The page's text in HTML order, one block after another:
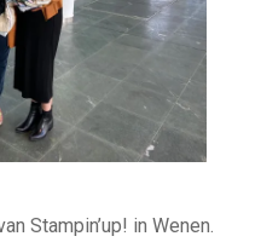
Stampin’up! in Wenen.